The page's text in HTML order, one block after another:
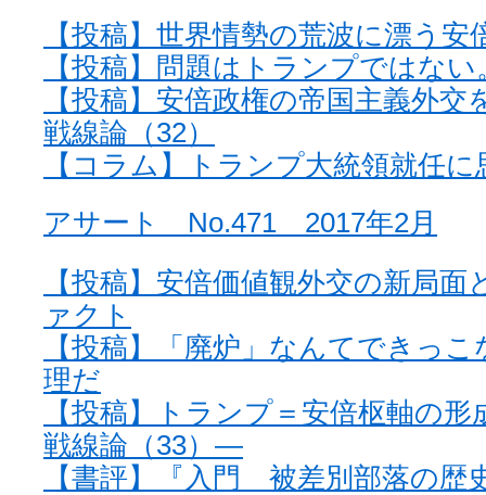
【投稿】世界情勢の荒波に漂う安
【投稿】問題はトランプではな
【投稿】安倍政権の帝国主義外
戦線論（32）
【コラム】トランプ大統領就任に
アサート No.471 2017年2月
【投稿】安倍価値観外交の新局
ァクト
【投稿】「廃炉」なんてできっ
理だ
【投稿】トランプ＝安倍枢軸の
戦線論（33）—
【書評】『入門 被差別部落の歴